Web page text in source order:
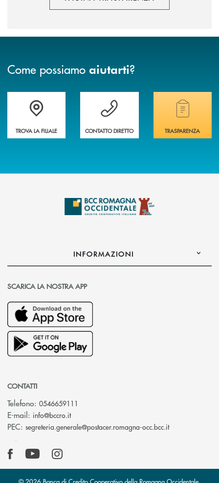
Come possiamo aiutarti?
Accedi all' elenco completo delle filiali della banca.
TROVA LA FILIALE
Hai bisogno di assistenza immediata?
CONTATTO DIRETTO
Hai bisogno di
TRASPARENZA
INFORMAZIONI
SCARICA LA NOSTRA APP
CONTATTI
Telefono: 0546659111
E-mail: info@bccro.it(si apre l’app di posta elettronica)
PEC: segreteria.generale@postacer.romagna-occ.bcc.it(si apre l’app